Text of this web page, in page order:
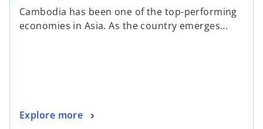
Cambodia has been one of the top-performing
economies in Asia. As the country emerges...
Explore more